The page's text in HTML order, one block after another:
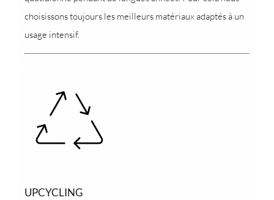
choisissons toujours les meilleurs matériaux adaptés à un
usage intensif.
UPCYCLING